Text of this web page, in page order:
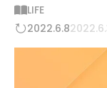
LIFE
2022.6.8